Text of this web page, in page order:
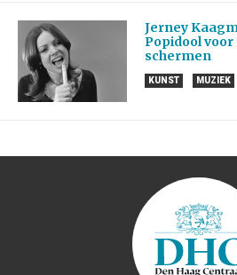
Jerney
Popidool voor
schermen
KUNST MUZIEK